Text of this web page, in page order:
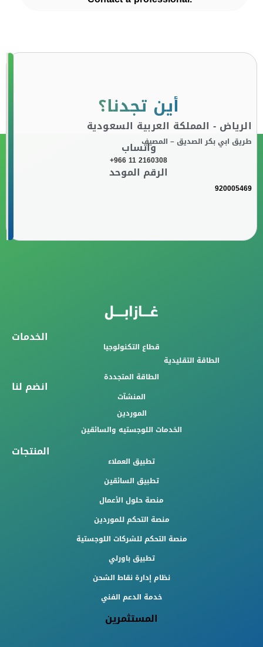
أين تجدنا؟
الرياض - المملكة العربية السعودية
طريق ابي بكر الصديق – المصيفواتساب
+966 11 2160308
الرقم الموحد
920005469
الخدمات
قطاع التكنولوجيا
الطاقة التقليدية
الطاقة المتجددة
انضم لنا
المنشآت
الموردين
الخدمات اللوجستيه والسائقين
المنتجات
تطبيق العملاء
تطبيق السائقين
منصة حلول الأعمال
منصة التحكم للموردين
منصة التحكم للشركات اللوجستية
تطبيق باورلي
نظام إدارة نقاط الشحن
خدمة الدعم الفني
المستثمرين